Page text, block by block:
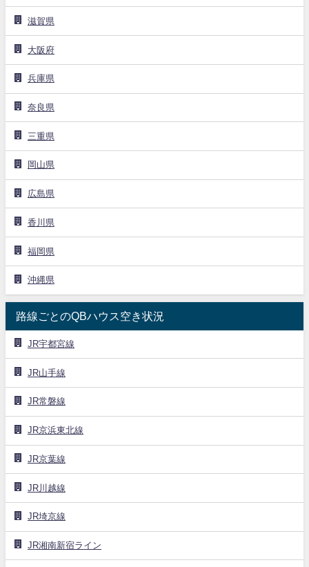
滋賀県
大阪府
兵庫県
奈良県
三重県
岡山県
広島県
香川県
福岡県
沖縄県
路線ごとのQBハウス空き状況
JR宇都宮線
JR山手線
JR常磐線
JR京浜東北線
JR京葉線
JR川越線
JR埼京線
JR湘南新宿ライン